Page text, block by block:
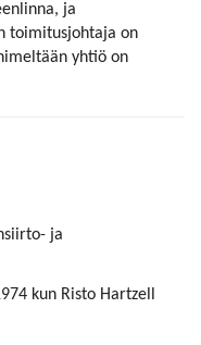
ja
toimitusjohtaja on
yhtiö on
ja
kun Risto Hartzell